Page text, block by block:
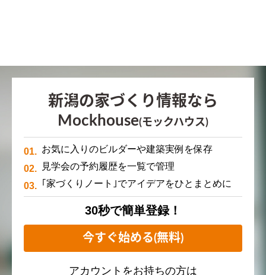
新潟の家づくり情報なら
Mockhouse(モックハウス)
お気に入りのビルダーや建築実例を保存
見学会の予約履歴を一覧で管理
｢家づくりノート｣でアイデアをひとまとめに
30秒で簡単登録！
今すぐ始める(無料)
アカウントをお持ちの方は